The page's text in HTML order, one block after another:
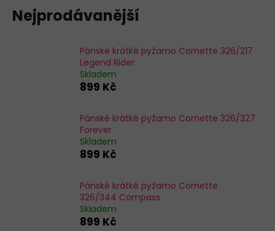
Nejprodávanější
Pánské krátké pyžamo Cornette 326/217
Legend Rider
Skladem
899 Kč
Pánské krátké pyžamo Cornette 326/327
Forever
Skladem
899 Kč
Pánské krátké pyžamo Cornette
326/344 Compass
Skladem
899 Kč
r